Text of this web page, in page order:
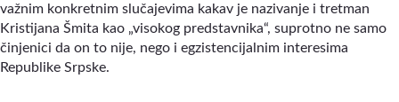
važnim konkretnim slučajevima kakav je nazivanje i tretman
Kristijana Šmita kao „visokog predstavnika“, suprotno ne samo
činjenici da on to nije, nego i egzistencijalnim interesima
Republike Srpske.